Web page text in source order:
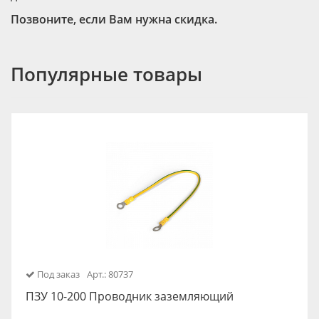
Позвоните, если Вам нужна скидка.
Популярные товары
Под заказ Арт.: 80737
ПЗУ 10-200 Проводник заземляющий